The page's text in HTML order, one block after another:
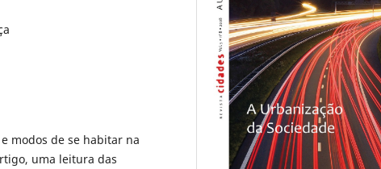
modos de se habitar na
uma leitura das